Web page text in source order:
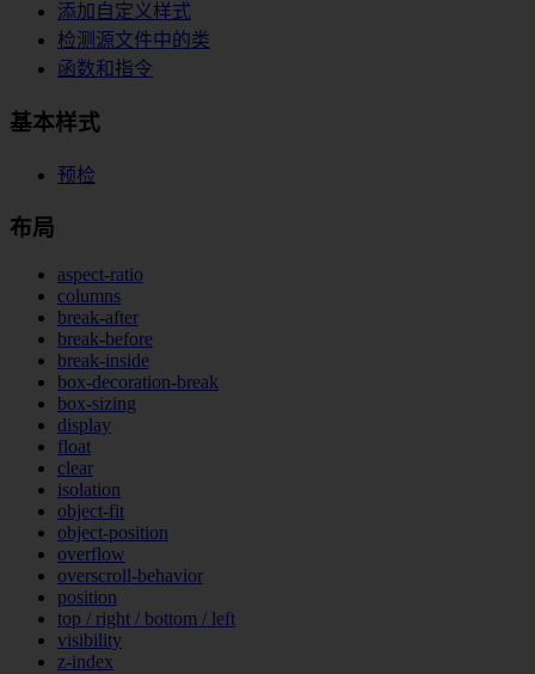
添加自定义样式
检测源文件中的类
函数和指令
基本样式
预检
布局
aspect-ratio
columns
break-after
break-before
break-inside
box-decoration-break
box-sizing
display
float
clear
isolation
object-fit
object-position
overflow
overscroll-behavior
position
top / right / bottom / left
visibility
z-index